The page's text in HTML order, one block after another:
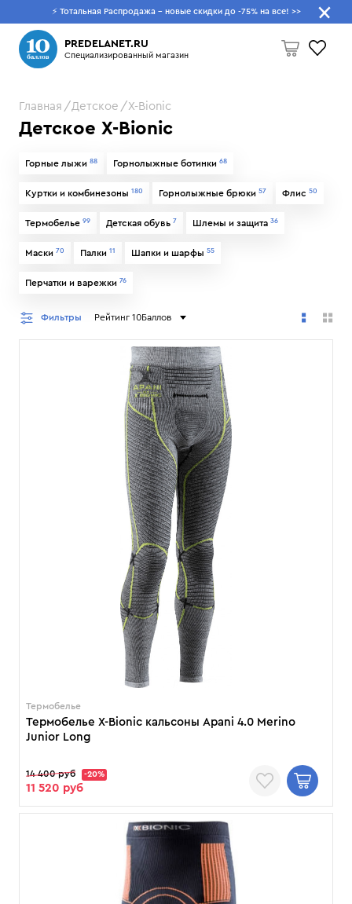
⚡ Тотальная Распродажа - новые скидки до -75% на все! >>
PREDELANET.RU
Специализированный магазин
Пусто
Что будем искать?
Главная Детское X-Bionic
Детское X-Bionic
Горные лыжи 88 Горнолыжные ботинки 68
Куртки и комбинезоны 180 Горнолыжные брюки 57 Флис 50
Термобелье 99 Детская обувь 7 Шлемы и защита 36
Маски 70 Палки 11 Шапки и шарфы 55
Перчатки и варежки 76
Фильтры Рейтинг 10Баллов
Термобелье
Термобелье X-Bionic кальсоны Apani 4.0 Merino
Junior Long
14 400 руб -20%
11 520 руб